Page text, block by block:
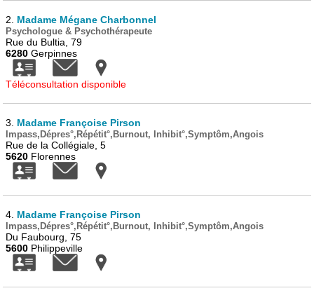
2. Madame Mégane Charbonnel
Psychologue & Psychothérapeute
Rue du Bultia, 79
6280 Gerpinnes
Téléconsultation disponible
3. Madame Françoise Pirson
Impass,Dépres°,Répétit°,Burnout, Inhibit°,Symptôm,Angois
Rue de la Collégiale, 5
5620 Florennes
4. Madame Françoise Pirson
Impass,Dépres°,Répétit°,Burnout, Inhibit°,Symptôm,Angois
Du Faubourg, 75
5600 Philippeville